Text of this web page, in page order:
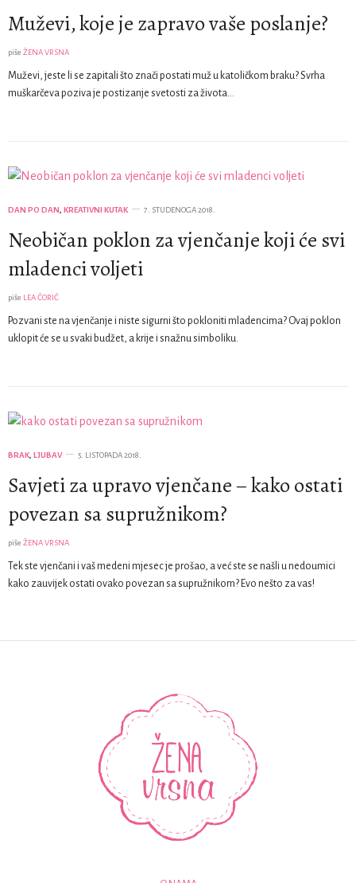
Muževi, koje je zapravo vaše poslanje?
piše ŽENA VRSNA
Muževi, jeste li se zapitali što znači postati muž u katoličkom braku? Svrha
muškarčeva poziva je postizanje svetosti za života…
DAN PO DAN, KREATIVNI KUTAK 7. STUDENOGA 2018.
Neobičan poklon za vjenčanje koji će svi
mladenci voljeti
piše LEA ČORIĆ
Pozvani ste na vjenčanje i niste sigurni što pokloniti mladencima? Ovaj poklon
uklopit će se u svaki budžet, a krije i snažnu simboliku.
BRAK, LJUBAV 5. LISTOPADA 2018.
Savjeti za upravo vjenčane – kako ostati
povezan sa supružnikom?
piše ŽENA VRSNA
Tek ste vjenčani i vaš medeni mjesec je prošao, a već ste se našli u nedoumici
kako zauvijek ostati ovako povezan sa supružnikom? Evo nešto za vas!